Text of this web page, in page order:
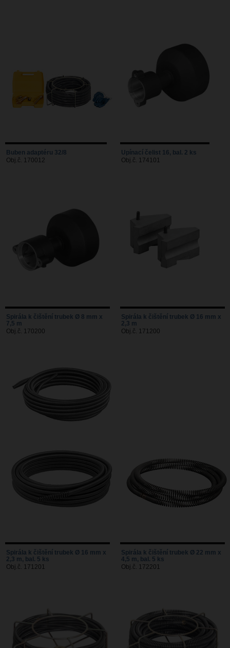
Buben adaptéru 32/8
Obj.č. 170012
Upínací čelist 16, bal. 2 ks
Obj.č. 174101
Spirála k čištění trubek Ø 8 mm x
7,5 m
Obj.č. 170200
Spirála k čištění trubek Ø 16 mm x
2,3 m
Obj.č. 171200
Spirála k čištění trubek Ø 16 mm x
2,3 m, bal. 5 ks
Obj.č. 171201
Spirála k čištění trubek Ø 22 mm x
4,5 m, bal. 5 ks
Obj.č. 172201